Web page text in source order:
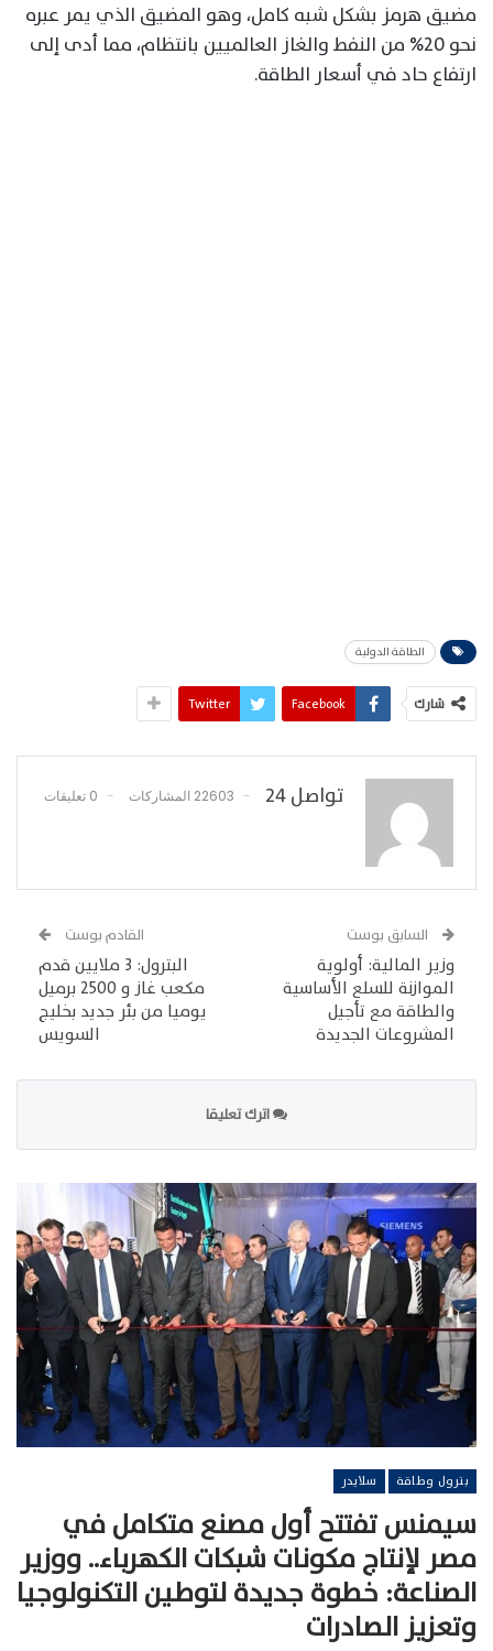
مضيق هرمز بشكل شبه كامل، وهو المضيق الذي يمر عبره
نحو 20% من النفط والغاز العالميين بانتظام، مما أدى إلى
ارتفاع حاد في أسعار الطاقة.
الطاقة الدولية
شارك Facebook
Twitter
تواصل 24 22603 المشاركات 0 تعليقات
السابق بوست
وزير المالية: أولوية
الموازنة للسلع الأساسية
والطاقة مع تأجيل
المشروعات الجديدة
القادم بوست
البترول: 3 ملايين قدم
مكعب غاز و 2500 برميل
يوميا من بئر جديد بخليج
السويس
اترك تعليقا
بترول وطاقة سلايدر
سيمنس تفتتح أول مصنع متكامل في
مصر لإنتاج مكونات شبكات الكهرباء.. ووزير
الصناعة: خطوة جديدة لتوطين التكنولوجيا
وتعزيز الصادرات